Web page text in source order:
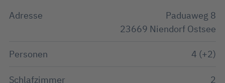
Adresse
Paduaweg 8
23669 Niendorf Ostsee
Personen 4 (+2)
Schlafzimmer 2